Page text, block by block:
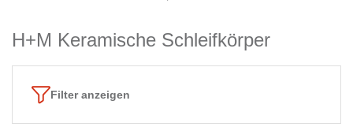
H+M Keramische Schleifkörper
Filter anzeigen